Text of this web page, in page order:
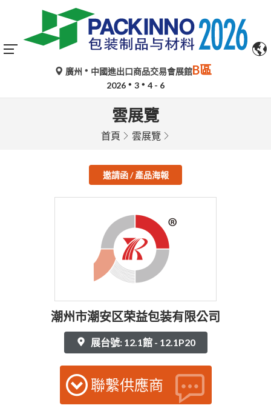
廣州 中國進出口商品交易會展館B區
2026 3 4 - 6
雲展覽
首頁 雲展覽
邀請函 / 產品海報
潮州市潮安区荣益包装有限公司
展台號: 12.1館 - 12.1P20
聯繫供應商